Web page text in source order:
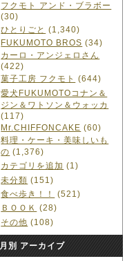
フクモト アンド・ブラボー
(30)
ひとりごと (1,340)
FUKUMOTO BROS (34)
カーロ・アンジェロさん
(422)
菓子工房 フクモト (644)
愛犬FUKUMOTOコナン＆
ジン＆ワトソン＆ウォッカ
(117)
Mr.CHIFFONCAKE (60)
料理・ケーキ・美味しいも
の (1,376)
カテゴリを追加 (1)
未分類 (151)
食べ歩き！！
(521)
ＢＯＯＫ (28)
その他 (108)
月別 アーカイブ